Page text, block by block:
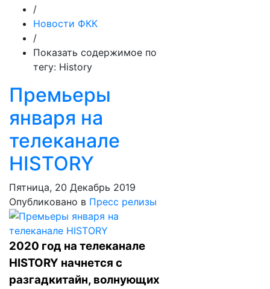
/
Новости ФКК
/
Показать содержимое по
тегу: History
Премьеры
января на
телеканале
HISTORY
Пятница, 20 Декабрь 2019
Опубликовано в Пресс релизы
2020 год на телеканале
HISTORY начнется с
разгадкитайн, волнующих